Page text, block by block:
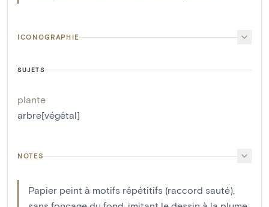
ICONOGRAPHIE
SUJETS
plante
arbre[végétal]
NOTES
Papier peint à motifs répétitifs (raccord sauté),